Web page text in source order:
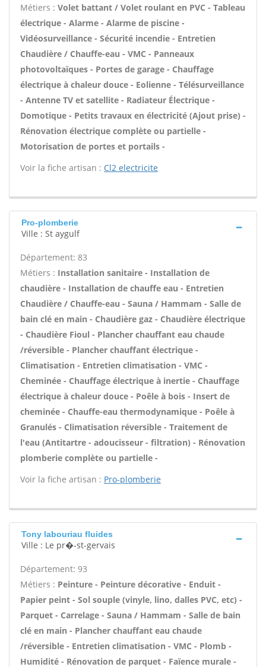
Métiers : Volet battant / Volet roulant en PVC - Tableau
électrique - Alarme - Alarme de piscine -
Vidéosurveillance - Sécurité incendie - Entretien
Chaudière / Chauffe-eau - VMC - Panneaux
photovoltaïques - Portes de garage - Chauffage
électrique à chaleur douce - Eolienne - Télésurveillance
- Antenne TV et satellite - Radiateur Électrique -
Domotique - Petits travaux en électricité (Ajout prise) -
Rénovation électrique complète ou partielle -
Motorisation de portes et portails -
Voir la fiche artisan : Cl2 electricite
Pro-plomberie
Ville : St aygulf
Département: 83
Métiers : Installation sanitaire - Installation de
chaudière - Installation de chauffe eau - Entretien
Chaudière / Chauffe-eau - Sauna / Hammam - Salle de
bain clé en main - Chaudière gaz - Chaudière électrique
- Chaudière Fioul - Plancher chauffant eau chaude
/réversible - Plancher chauffant électrique -
Climatisation - Entretien climatisation - VMC -
Cheminée - Chauffage électrique à inertie - Chauffage
électrique à chaleur douce - Poêle à bois - Insert de
cheminée - Chauffe-eau thermodynamique - Poêle à
Granulés - Climatisation réversible - Traitement de
l'eau (Antitartre - adoucisseur - filtration) - Rénovation
plomberie complète ou partielle -
Voir la fiche artisan : Pro-plomberie
Tony labouriau fluides
Ville : Le pr�-st-gervais
Département: 93
Métiers : Peinture - Peinture décorative - Enduit -
Papier peint - Sol souple (vinyle, lino, dalles PVC, etc) -
Parquet - Carrelage - Sauna / Hammam - Salle de bain
clé en main - Plancher chauffant eau chaude
/réversible - Entretien climatisation - VMC - Plomb -
Humidité - Rénovation de parquet - Faïence murale -